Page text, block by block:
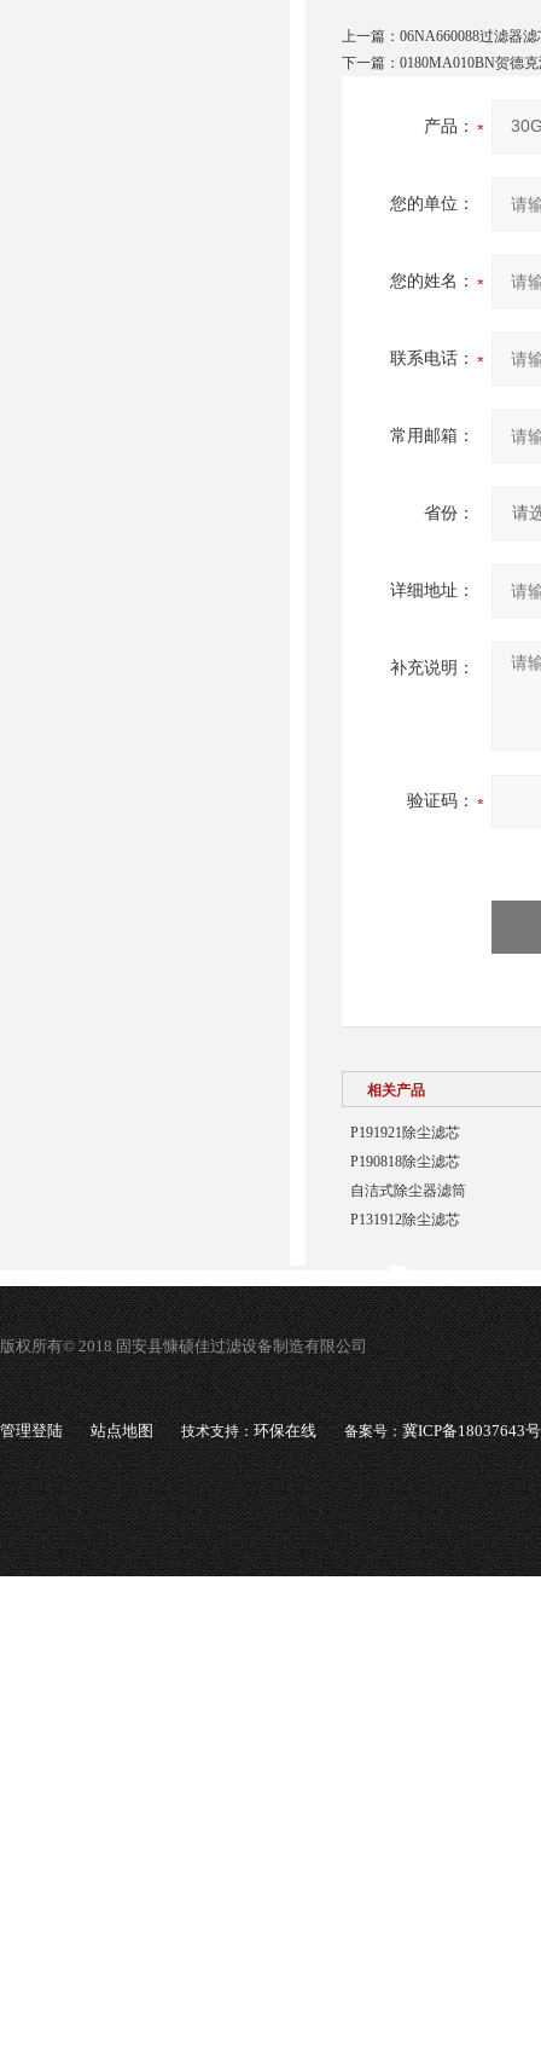
上一篇： 06NA660088过滤器滤
下一篇： 0180MA010BN贺德
产品：
您的单位：
您的姓名：
联系电话：
常用邮箱：
省份：
详细地址：
补充说明：
验证码：
相关产品
P191921除尘滤芯
P190818除尘滤芯
自洁式除尘器滤筒
P131912除尘滤芯
版权所有© 2018 固安县慷硕佳过滤设备制造有限公司
管理登陆 站点地图 技术支持：环保在线 备案号：冀ICP备18037643